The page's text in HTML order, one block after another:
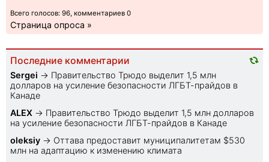
Всего голосов: 96, комментариев 0
Страница опроса »
Последние комментарии
Sеrgei → Правительство Трюдо выделит 1,5 млн
долларов на усиление безопасности ЛГБТ-прайдов в
Канаде
ALEX → Правительство Трюдо выделит 1,5 млн долларов
на усиление безопасности ЛГБТ-прайдов в Канаде
oleksiy → Оттава предоставит муниципалитетам $530
млн на адаптацию к изменению климата